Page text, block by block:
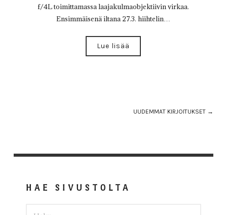
f/4L toimittamassa laajakulmaobjektiivin virkaa.
Ensimmäisenä iltana 27.3. hiihtelin…
Lue lisää
UUDEMMAT KIRJOITUKSET →
HAE SIVUSTOLTA